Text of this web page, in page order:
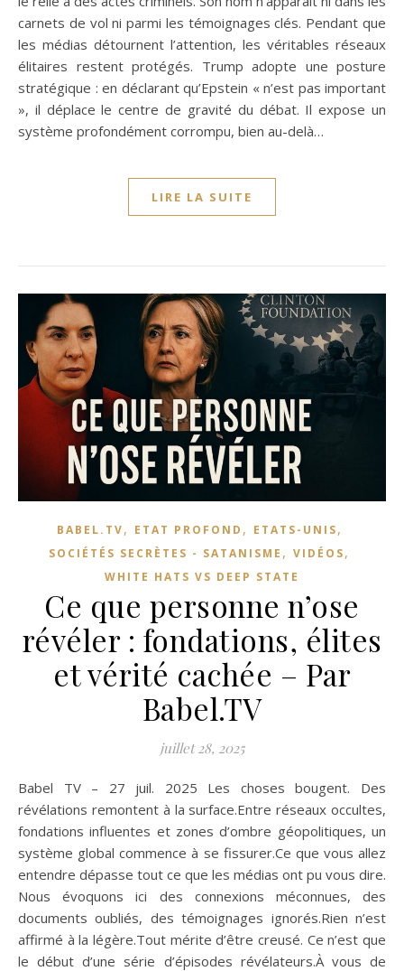
carnets de vol ni parmi les témoignages clés. Pendant que
les médias détournent l’attention, les véritables réseaux
élitaires restent protégés. Trump adopte une posture
stratégique : en déclarant qu’Epstein « n’est pas important
», il déplace le centre de gravité du débat. Il expose un
système profondément corrompu, bien au-delà…
LIRE LA SUITE
BABEL.TV, ETAT PROFOND , ETATS-UNIS,
SOCIÉTÉS SECRÈTES - SATANISME , VIDÉOS,
WHITE HATS VS DEEP STATE
Ce que personne n’ose
révéler : fondations, élites
et vérité cachée – Par
Babel.TV
juillet 28, 2025
Babel TV – 27 juil. 2025 Les choses bougent. Des
révélations remontent à la surface.Entre réseaux occultes,
fondations influentes et zones d’ombre géopolitiques, un
système global commence à se fissurer.Ce que vous allez
entendre dépasse tout ce que les médias ont pu vous dire.
Nous évoquons ici des connexions méconnues, des
documents oubliés, des témoignages ignorés.Rien n’est
affirmé à la légère.Tout mérite d’être creusé. Ce n’est que
le début d’une série d’épisodes révélateurs.À vous de